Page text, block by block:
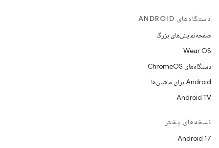
دستگاه‌های ANDROID
صفحه‌نمایش‌های بزرگ
Wear OS
دستگاه‌های ChromeOS
Android برای ماشین‌ها
Android TV
نسخه‌های پخش
Android 17